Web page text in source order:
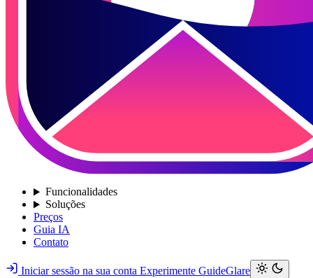
Funcionalidades
Soluções
Preços
Guia IA
Contato
Iniciar sessão na sua conta Experimente GuideGlare